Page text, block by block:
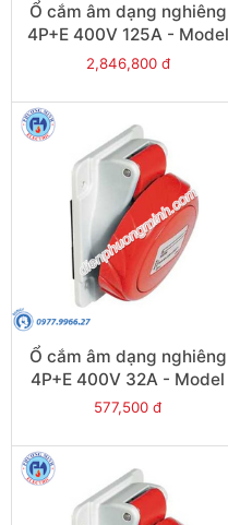
Ổ cắm âm dạng nghiêng
4P+E 400V 125A - Model
81295
2,846,800 đ
Ổ cắm âm dạng nghiêng
4P+E 400V 32A - Model
PKF32F735
577,500 đ